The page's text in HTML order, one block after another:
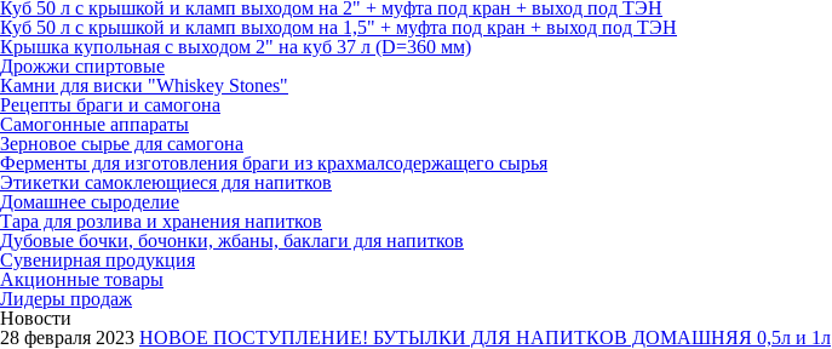
Куб 50 л с крышкой и кламп выходом на 2" + муфта под кран + выход под ТЭН
Куб 50 л с крышкой и кламп выходом на 1,5" + муфта под кран + выход под ТЭН
Крышка купольная с выходом 2" на куб 37 л (D=360 мм)
Дрожжи спиртовые
Камни для виски "Whiskey Stones"
Рецепты браги и самогона
Самогонные аппараты
Зерновое сырье для самогона
Ферменты для изготовления браги из крахмалсодержащего сырья
Этикетки самоклеющиеся для напитков
Домашнее сыроделие
Тара для розлива и хранения напитков
Дубовые бочки, бочонки, жбаны, баклаги для напитков
Сувенирная продукция
Акционные товары
Лидеры продаж
Новости
28 февраля 2023 НОВОЕ ПОСТУПЛЕНИЕ! БУТЫЛКИ ДЛЯ НАПИТКОВ ДОМАШНЯЯ 0,5л и 1л